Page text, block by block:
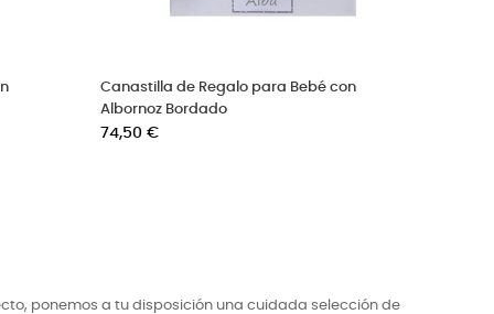
Canastilla bebé rosa con cisnes
Cesta regalo para
ponemos a tu disposición una cuidada selección de